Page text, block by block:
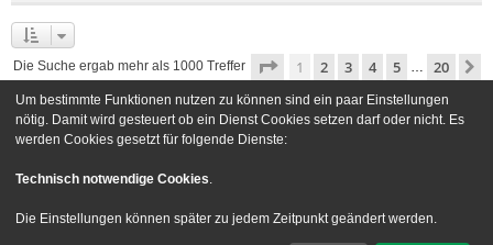
Die Suche ergab mehr als 1000 Treffer Seite 1von 20
1 2 3 4 5 … 20
Gehe zu
Foren-Übersicht Kontakt
Powered byphpBB® Forum Software © phpBB Limited
Um bestimmte Funktionen nutzen zu können sind ein paar Einstellungen
nötig. Damit wird gesteuert ob ein Dienst Cookies setzen darf oder nicht. Es
werden Cookies gesetzt für folgende Dienste:
Technisch notwendige Cookies.
Die Einstellungen können später zu jedem Zeitpunkt geändert werden.